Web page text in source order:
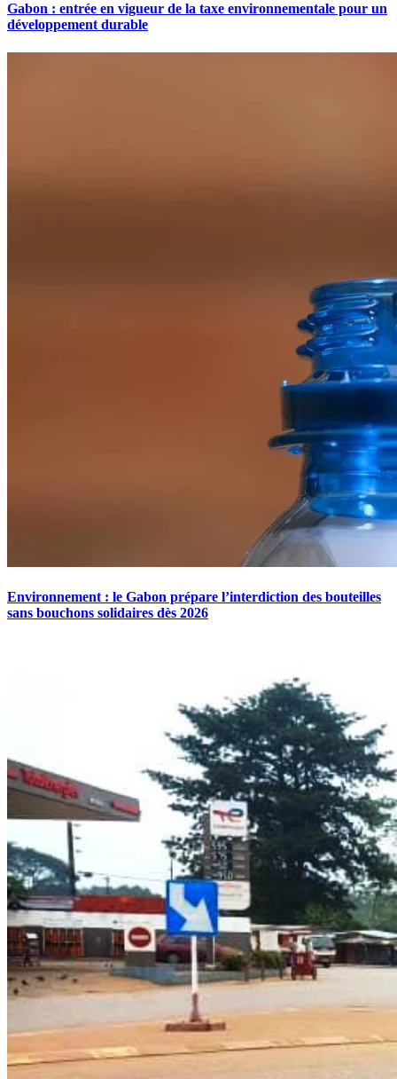
Gabon : entrée en vigueur de la taxe environnementale pour un
développement durable
Environnement : le Gabon prépare l’interdiction des bouteilles
sans bouchons solidaires dès 2026